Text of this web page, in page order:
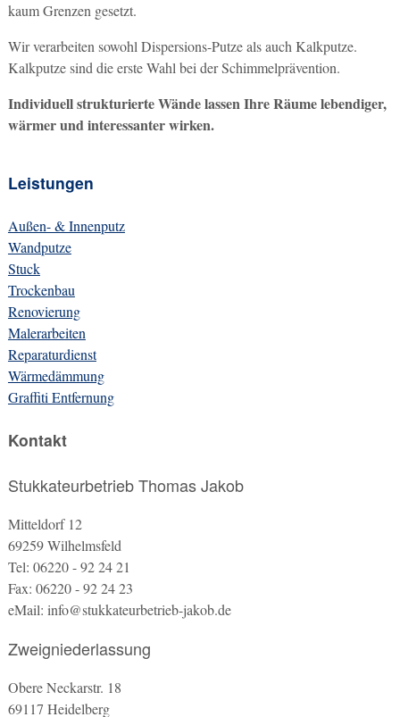
kaum Grenzen gesetzt.
Wir verarbeiten sowohl Dispersions-Putze als auch Kalkputze.
Kalkputze sind die erste Wahl bei der Schimmelprävention.
Individuell strukturierte Wände lassen Ihre Räume lebendiger,
wärmer und interessanter wirken.
Leistungen
Außen- & Innenputz
Wandputze
Stuck
Trockenbau
Renovierung
Malerarbeiten
Reparaturdienst
Wärmedämmung
Graffiti Entfernung
Kontakt
Stukkateurbetrieb Thomas Jakob
Mitteldorf 12
69259 Wilhelmsfeld
Tel: 06220 - 92 24 21
Fax: 06220 - 92 24 23
eMail: info@stukkateurbetrieb-jakob.de
Zweigniederlassung
Obere Neckarstr. 18
69117 Heidelberg